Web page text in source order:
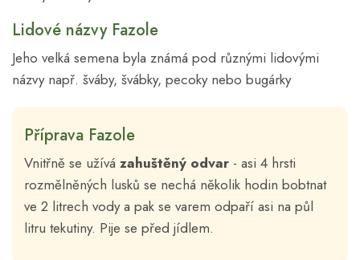
Lidové názvy Fazole
Jeho velká semena byla známá pod různými lidovými
názvy např. šváby, švábky, pecoky nebo bugárky
Příprava Fazole
Vnitřně se užívá zahuštěný odvar - asi 4 hrsti
rozmělněných lusků se nechá několik hodin bobtnat
ve 2 litrech vody a pak se varem odpaří asi na půl
litru tekutiny. Pije se před jídlem.